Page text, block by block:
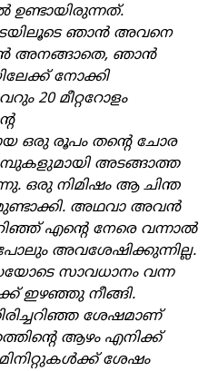
ഞാൻ അവനെ
അനങ്ങാതെ, ഞാന്‍
നോക്കി
20 മീറ്ററോളം
ഒരു രൂപം തന്‍റെ ചോര
അടങ്ങാത്ത
ഒരു നിമിഷം ആ ചിന്ത
അഥവാ അവൻ
എന്‍റെ നേരെ വന്നാൽ
അവശേഷിക്കുന്നില്ല.
സാവധാനം വന്ന
ഇഴഞ്ഞു നീങ്ങി.
ശേഷമാണ്
ആഴം എനിക്ക്
ശേഷം